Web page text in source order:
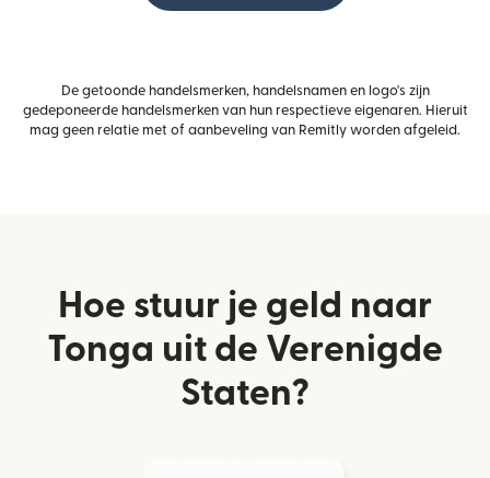
De getoonde handelsmerken, handelsnamen en logo's zijn
gedeponeerde handelsmerken van hun respectieve eigenaren. Hieruit
mag geen relatie met of aanbeveling van Remitly worden afgeleid.
Hoe stuur je geld naar
Tonga uit de Verenigde
Staten?